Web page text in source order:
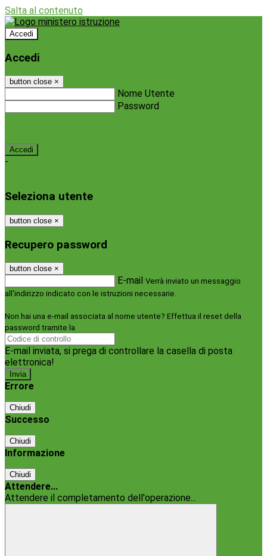
Salta al contenuto
Accedi
Accedi
button close ×
Nome Utente
Password
-
Seleziona utente
button close ×
Recupero password
button close ×
E-mail Verrà inviato un messaggio
all'indirizzo indicato con le istruzioni necessarie.
Non hai una e-mail associata al nome utente? Effettua il reset della
password tramite la
E-mail inviata, si prega di controllare la casella di posta
elettronica!
Errore
Chiudi
Successo
Chiudi
Informazione
Chiudi
Attendere...
Attendere il completamento dell'operazione...